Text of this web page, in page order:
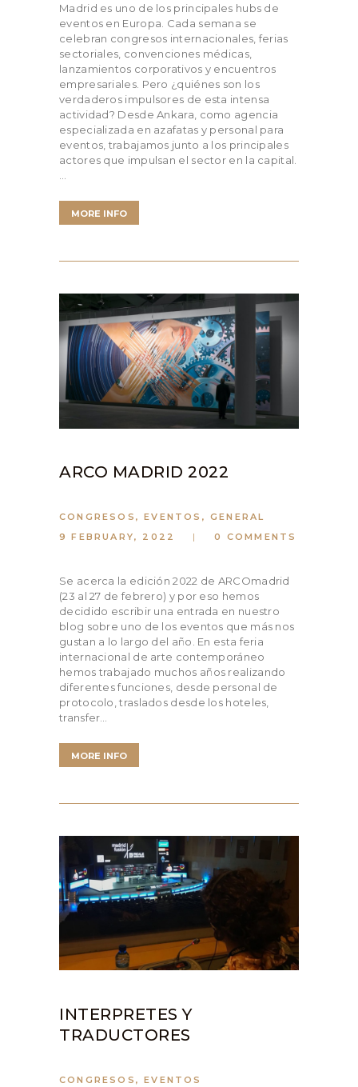
Madrid es uno de los principales hubs de
eventos en Europa. Cada semana se
celebran congresos internacionales, ferias
sectoriales, convenciones médicas,
lanzamientos corporativos y encuentros
empresariales. Pero ¿quiénes son los
verdaderos impulsores de esta intensa
actividad? Desde Ankara, como agencia
especializada en azafatas y personal para
eventos, trabajamos junto a los principales
actores que impulsan el sector en la capital.
MORE INFO
ARCO MADRID 2022
CONGRESOS ,EVENTOS ,GENERAL
9 FEBRUARY, 2022
0 COMMENTS
Se acerca la edición 2022 de ARCOmadrid
(23 al 27 de febrero) y por eso hemos
decidido escribir una entrada en nuestro
blog sobre uno de los eventos que más nos
gustan a lo largo del año. En esta feria
internacional de arte contemporáneo
hemos trabajado muchos años realizando
diferentes funciones, desde personal de
protocolo, traslados desde los hoteles,
transfer…
MORE INFO
INTERPRETES Y
TRADUCTORES
CONGRESOS ,EVENTOS